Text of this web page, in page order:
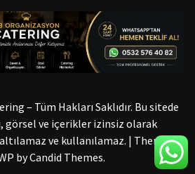
– Tüm Hakları Saklıdır. Bu sitede
görsel ve içerikler izinsiz olarak
ve kullanılamaz. | Theme:
byCandid Themes.